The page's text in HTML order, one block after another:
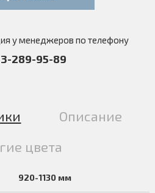
у менеджеров по телефону
289-95-89
Описание
цвета
920-1130 мм